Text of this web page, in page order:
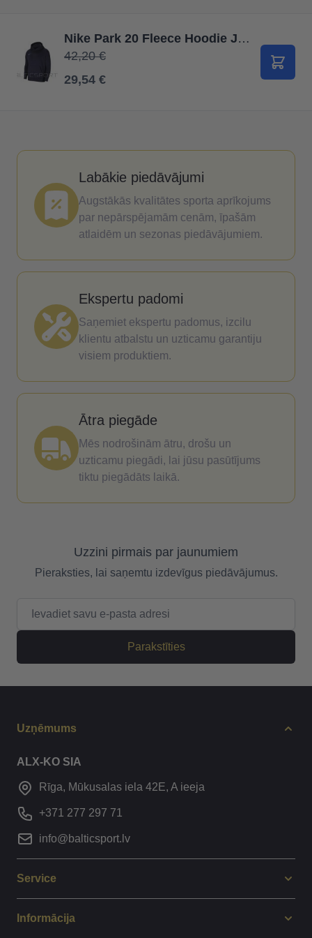
Nike Park 20 Fleece Hoodie Junior CW6896 451 / Jūras zila / XS (122-128cm)
42,20 €
29,54 €
Labākie piedāvājumi
Augstākās kvalitātes sporta aprīkojums
par nepārspējamām cenām, īpašām
atlaidēm un sezonas piedāvājumiem.
Ekspertu padomi
Saņemiet ekspertu padomus, izcilu
klientu atbalstu un uzticamu garantiju
visiem produktiem.
Ātra piegāde
Mēs nodrošinām ātru, drošu un
uzticamu piegādi, lai jūsu pasūtījums
tiktu piegādāts laikā.
Uzzini pirmais par jaunumiem
Pieraksties, lai saņemtu izdevīgus piedāvājumus.
Parakstīties
Uzņēmums
ALX-KO SIA
Rīga, Mūkusalas iela 42E, A ieeja
+371 277 297 71
info@balticsport.lv
Service
Informācija